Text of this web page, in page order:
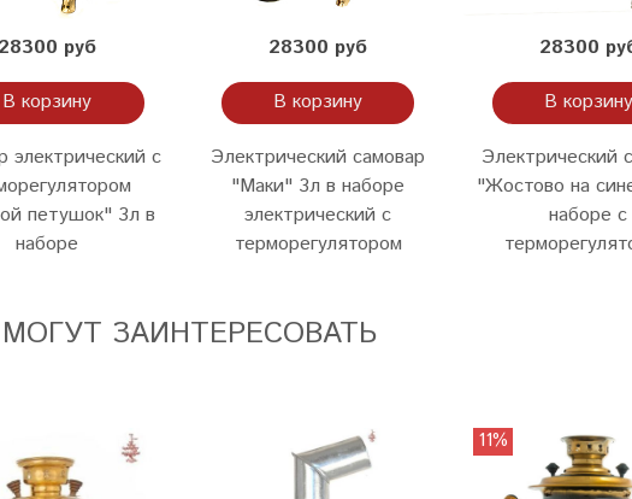
руб
В корзину
электрический с
петушок" 3л в
наборе
28300 руб
В корзину
Электрический самовар
"Маки" 3л в наборе
электрический с
терморегулятором
28300
В корзину
Электрический
"Жостово на
наборе с
ЗАИНТЕРЕСОВАТЬ
11%